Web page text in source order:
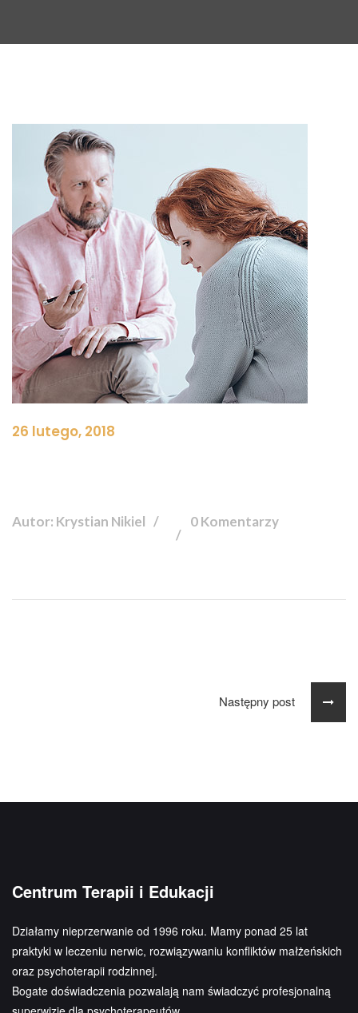
26 lutego, 2018
Autor: Krystian Nikiel 0 Komentarzy
Następny post
Centrum Terapii i Edukacji
Działamy nieprzerwanie od 1996 roku. Mamy ponad 25 lat
praktyki w leczeniu nerwic, rozwiązywaniu konfliktów małżeńskich
oraz psychoterapii rodzinnej.
Bogate doświadczenia pozwalają nam świadczyć profesjonalną